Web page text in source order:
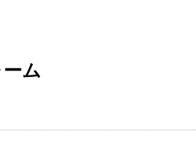
ム